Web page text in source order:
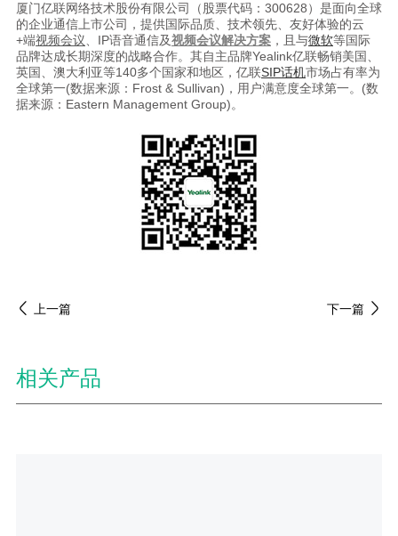
厦门亿联网络技术股份有限公司（股票代码：300628）是面向全球
的企业通信上市公司，提供国际品质、技术领先、友好体验的云
+端视频会议 、IP语音通信及视频会议解决方案 ，且与微软等国际
品牌达成长期深度的战略合作。其自主品牌Yealink亿联畅销美国、
英国、澳大利亚等140多个国家和地区，亿联SIP话机市场占有率为
全球第一(数据来源：Frost & Sullivan)，用户满意度全球第一。(数
据来源：Eastern Management Group)。
上一篇 下一篇
相关产品